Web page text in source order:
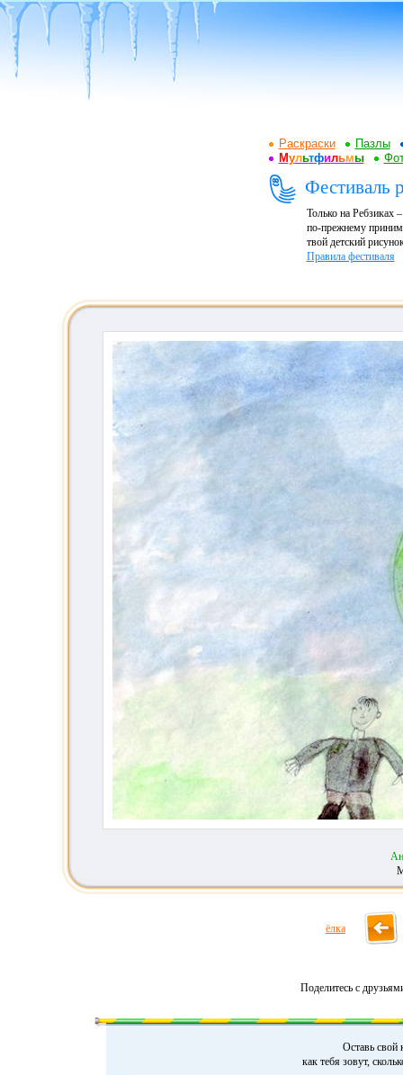
Раскраски
Пазлы
Мультфильмы
Фестиваль
Только на Ребзиках
по-прежнему
твой детский
Правила фестиваля
ёлка
Поделитесь с
Оставь свой
как тебя зовут,